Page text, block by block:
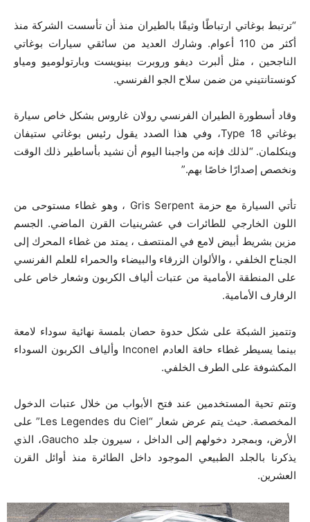
“ترتبط بوغاتي ارتباطًا وثيقًا بالطيران منذ أن تأسست الشركة منذ
أكثر من 110 أعوام. وشارك العديد من سائقي سيارات بوغاتي
الناجحين ، مثل ألبرت ديفو وروبرت بينويست وبارتولوميو ومياو
كونستانتيني من ضمن سلاح الجو الفرنسي.
وقاد أسطورة الطيران الفرنسي رولان غاروس بشكل خاص سيارة
بوغاتي Type 18، وفي هذا الصدد يقول رئيس بوغاتي ستيفان
وينكلمان. “لذلك فإنه من واجبنا اليوم أن نشيد بأساطير ذلك الوقت
ونخصص إصدارًا خاصًا بهم.”
تأتي السيارة مع حزمة Gris Serpent ، وهو غطاء مستوحى من
اللون الخارجي للطائرات في عشرينيات القرن الماضي. الجسم
مزين بشريط أبيض لامع في المنتصف ، يمتد من غطاء المحرك إلى
الجناح الخلفي ، والألوان الزرقاء والبيضاء والحمراء للعلم الفرنسي
على المنطقة الأمامية من عتبات ألياف الكربون وشعار خاص على
الرفارف الأمامية.
وتتميز الشبكة على شكل حدوة حصان بلمسة نهائية سوداء لامعة
بينما يسيطر غطاء حافة العادم Inconel وألياف الكربون السوداء
المكشوفة على الطرف الخلفي.
وتتم تحية المستخدمين عند فتح الأبواب من خلال عتبات الدخول
المخصصة. حيث يتم عرض شعار “Les Legendes du Ciel” على
الأرض، وبمجرد دخولهم إلى الداخل ، سيرون جلد Gaucho، الذي
يذكرنا بالجلد الطبيعي الموجود داخل الطائرة منذ أوائل القرن
العشرين.